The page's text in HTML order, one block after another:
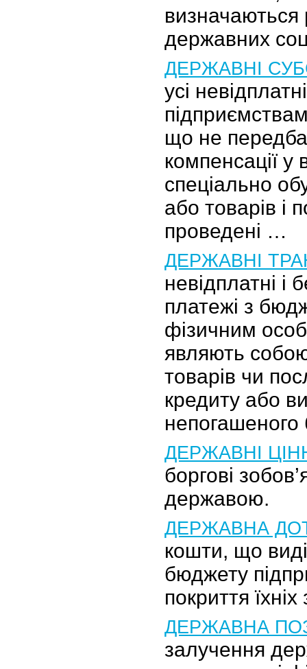
визначаються
державних
ДЕРЖАВНІ
усі
що не
компенсації у
спеціально
або товарів і
проведені …
ДЕРЖАВНІ
невідплатні і
платежі з
фізичним
являють
товарів чи
кредиту або
непогашеного
ДЕРЖАВНІ
боргові
державою.
ДЕРЖАВНА
кошти, що
бюджету
покриття їхніх
ДЕРЖАВНА
залучення